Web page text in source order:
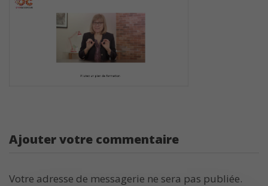
Ajouter votre commentaire
Votre adresse de messagerie ne sera pas publiée.